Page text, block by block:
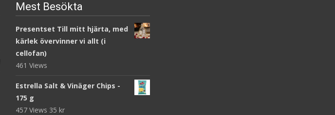
Mest Besökta
Presentset Till mitt hjärta, med
kärlek övervinner vi allt (i
cellofan)
461 Views
Estrella Salt & Vinäger Chips -
175 g
457 Views 35 kr